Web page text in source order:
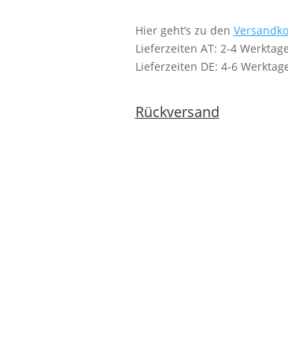
Hier geht’s zu den
Lieferzeiten AT: 2-4 Werktage
Lieferzeiten DE: 4-6
Rückversand